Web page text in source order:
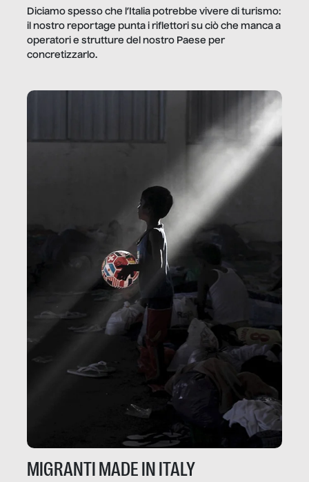
Diciamo spesso che l’Italia potrebbe vivere di turismo:
il nostro reportage punta i riflettori su ciò che manca a
operatori e strutture del nostro Paese per
concretizzarlo.
MIGRANTI MADE IN ITALY